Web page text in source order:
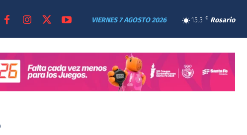
15.3 C Rosario
VIERNES 7 AGOSTO 2026